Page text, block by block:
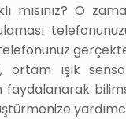
mısınız? O
telefonunuz
ortam ışık
faydalanarak